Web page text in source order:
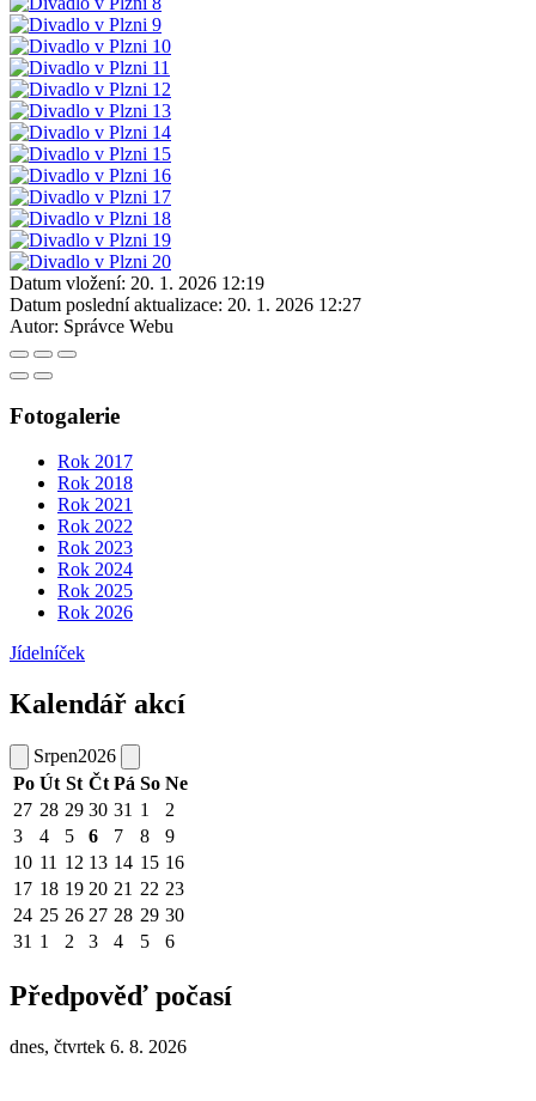
Datum vložení: 20. 1. 2026 12:19
Datum poslední aktualizace: 20. 1. 2026 12:27
Autor: Správce Webu
Fotogalerie
Rok 2017
Rok 2018
Rok 2021
Rok 2022
Rok 2023
Rok 2024
Rok 2025
Rok 2026
Jídelníček
Kalendář akcí
Srpen2026
Po Út St Čt Pá So Ne
27 28 29 30 31 1
2
3
4 5 6 7 8
9
10 11 12 13 14 15 16
17 18 19 20 21 22 23
24 25 26 27 28 29 30
31 1 2 3 4 5 6
Předpověď počasí
dnes, čtvrtek 6. 8. 2026